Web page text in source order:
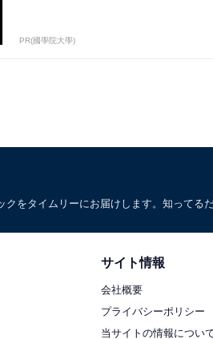
PR(國學院大學)
クをタイムリーにお届けします。知ってる
サイト情報
会社概要
プライバシーポリシー
当サイトの情報につい